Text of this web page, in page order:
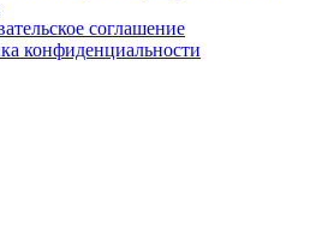
соглашение
конфиденциальности